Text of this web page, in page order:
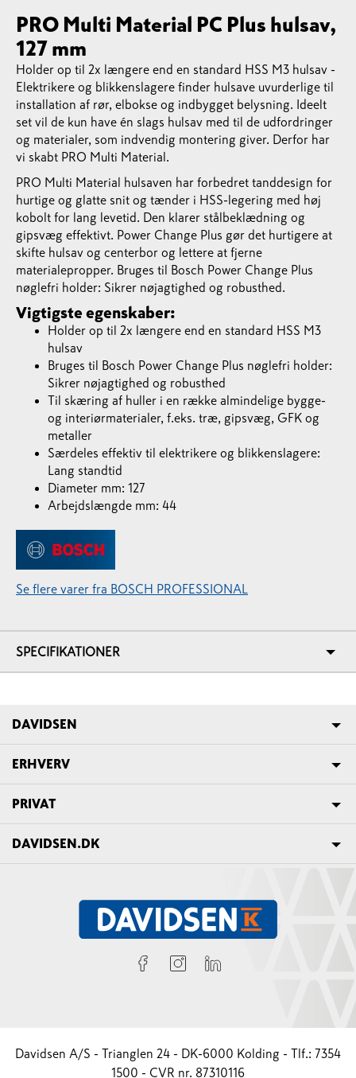
PRO Multi Material PC Plus hulsav,
127 mm
Holder op til 2x længere end en standard HSS M3 hulsav -
Elektrikere og blikkenslagere finder hulsave uvurderlige til
installation af rør, elbokse og indbygget belysning. Ideelt
set vil de kun have én slags hulsav med til de udfordringer
og materialer, som indvendig montering giver. Derfor har
vi skabt PRO Multi Material.
PRO Multi Material hulsaven har forbedret tanddesign for
hurtige og glatte snit og tænder i HSS-legering med høj
kobolt for lang levetid. Den klarer stålbeklædning og
gipsvæg effektivt. Power Change Plus gør det hurtigere at
skifte hulsav og centerbor og lettere at fjerne
materialepropper. Bruges til Bosch Power Change Plus
nøglefri holder: Sikrer nøjagtighed og robusthed.
Vigtigste egenskaber:
Holder op til 2x længere end en standard HSS M3
hulsav
Bruges til Bosch Power Change Plus nøglefri holder:
Sikrer nøjagtighed og robusthed
Til skæring af huller i en række almindelige bygge-
og interiørmaterialer, f.eks. træ, gipsvæg, GFK og
metaller
Særdeles effektiv til elektrikere og blikkenslagere:
Lang standtid
Diameter mm: 127
Arbejdslængde mm: 44
Se flere varer fra BOSCH PROFESSIONAL
SPECIFIKATIONER
DAVIDSEN
ERHVERV
PRIVAT
DAVIDSEN.DK
Davidsen A/S - Trianglen 24 - DK-6000 Kolding - Tlf.: 7354
1500 - CVR nr. 87310116